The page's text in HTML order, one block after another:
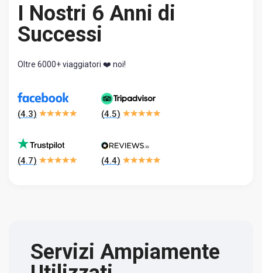
I Nostri 6 Anni di
Successi
Oltre 6000+ viaggiatori ❤️ noi!
(4.3) (4.5)
(4.7) (4.4)
Servizi Ampiamente